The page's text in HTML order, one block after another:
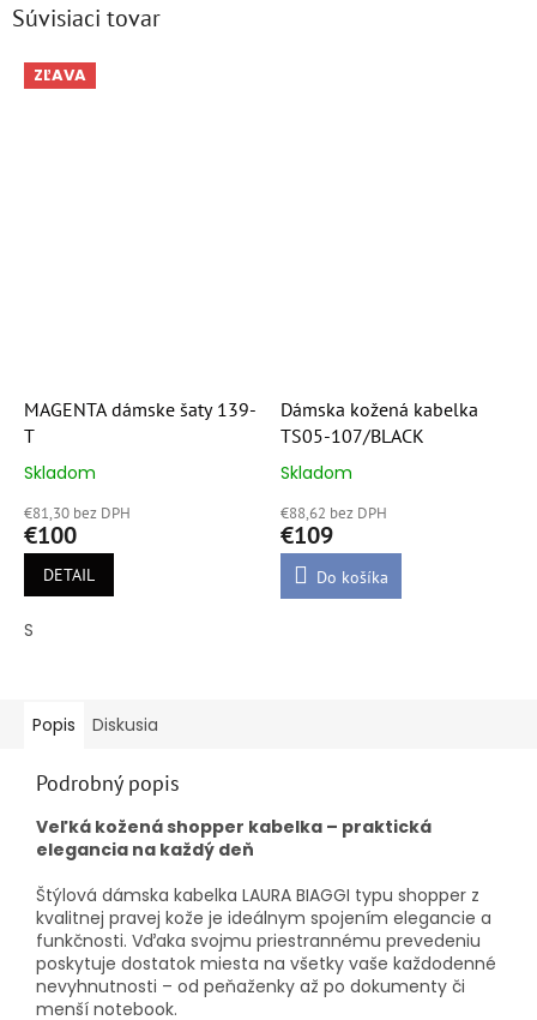
Súvisiaci tovar
ZĽAVA
MAGENTA dámske šaty 139-
T
Priemerné
produktu
je
5,0
hviezdičiek.
Skladom
€81,30 bez DPH
€100
DETAIL
S
Dámska kožená kabelka
TS05-107/BLACK
Priemerné
produktu
je
5,0
Skladom
€88,62 bez DPH
€109
Do košíka
Popis Diskusia
Podrobný popis
Veľká kožená shopper kabelka – praktická
elegancia na každý deň
Štýlová dámska kabelka LAURA BIAGGI typu shopper z
kvalitnej pravej kože je ideálnym spojením elegancie a
funkčnosti. Vďaka svojmu priestrannému prevedeniu
poskytuje dostatok miesta na všetky vaše každodenné
nevyhnutnosti – od peňaženky až po dokumenty či
menší notebook.